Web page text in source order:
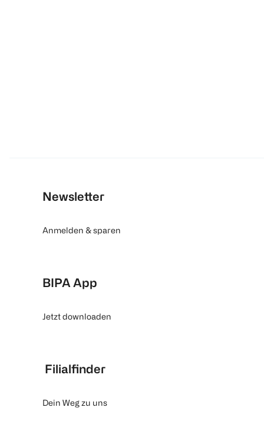
Newsletter
Anmelden & sparen
BIPA App
Jetzt downloaden
Filialfinder
Dein Weg zu uns